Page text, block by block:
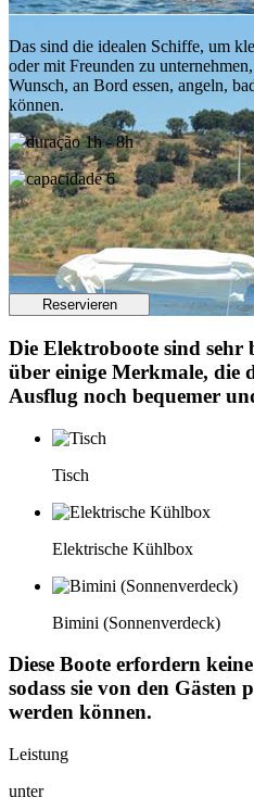
Das sind die idealen Schiffe, um
oder mit Freunden zu
Wunsch, an Bord essen, angeln,
können.
1h - 8h
6
Reservieren
Die Elektroboote sind sehr
über einige Merkmale, die
Ausflug noch bequemer
Tisch
Elektrische Kühlbox
Bimini (Sonnenverdeck)
Diese Boote erfordern
sodass sie von den Gästen
werden können.
Leistung
unter